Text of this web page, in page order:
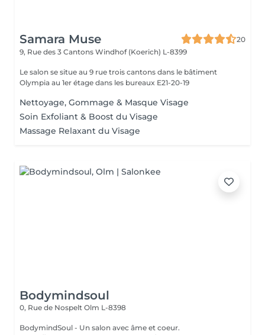
Samara Muse
20
9, Rue des 3 Cantons Windhof (Koerich) L-8399
Le salon se situe au 9 rue trois cantons dans le bâtiment
Olympia au 1er étage dans les bureaux E21-20-19
Nettoyage, Gommage & Masque Visage
Soin Exfoliant & Boost du Visage
Massage Relaxant du Visage
Bodymindsoul
0, Rue de Nospelt Olm L-8398
BodymindSoul - Un salon avec âme et coeur.